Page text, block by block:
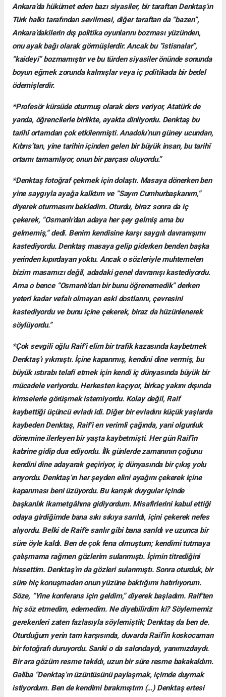
Ankara’da hükümet eden bazı siyasiler, bir taraftan Denktaş’ın
Türk halkı tarafından sevilmesi, diğer taraftan da “bazen”,
Ankara’dakilerin dış politika oyunlarını bozması yüzünden,
onu ayak bağı olarak görmüşlerdir. Ancak bu “istisnalar”,
“kaideyi” bozmamıştır ve bu türden siyasiler önünde sonunda
boyun eğmek zorunda kalmışlar veya iç politikada bir bedel
ödemişlerdir.
*Profesör kürsüde oturmuş olarak ders veriyor, Atatürk de
yanda, öğrencilerle birlikte, ayakta dinliyordu. Denktaş bu
tarihî ortamdan çok etkilenmişti. Anadolu’nun güney ucundan,
Kıbrıs’tan, yine tarihin içinden gelen bir büyük insan, bu tarihî
ortamı tamamlıyor, onun bir parçası oluyordu.”
*Denktaş fotoğraf çekmek için dolaştı. Masaya dönerken ben
yine saygıyla ayağa kalktım ve “Sayın Cumhurbaşkanım,”
diyerek oturmasını bekledim. Oturdu, biraz sonra da iç
çekerek, “Osmanlı’dan adaya her şey gelmiş ama bu
gelmemiş,” dedi. Benim kendisine karşı saygılı davranışımı
kastediyordu. Denktaş masaya gelip giderken benden başka
yerinden kıpırdayan yoktu. Ancak o sözleriyle muhtemelen
bizim masamızı değil, adadaki genel davranışı kastediyordu.
Ama o bence “Osmanlı’dan bir bunu öğrenemedik” derken
yeteri kadar vefalı olmayan eski dostlarını, çevresini
kastediyordu ve bunu içine çekerek, biraz da hüzünlenerek
söylüyordu.”
*Çok sevgili oğlu Raif’i elim bir trafik kazasında kaybetmek
Denktaş’ı yıkmıştı. İçine kapanmış, kendini dine vermiş, bu
büyük ıstırabı telafi etmek için kendi iç dünyasında büyük bir
mücadele veriyordu. Herkesten kaçıyor, birkaç yakını dışında
kimselerle görüşmek istemiyordu. Kolay değil, Raif
kaybettiği üçüncü evladı idi. Diğer bir evladını küçük yaşlarda
kaybeden Denktaş, Raif’i en verimli çağında, yani olgunluk
dönemine ilerleyen bir yaşta kaybetmişti. Her gün Raif’in
kabrine gidip dua ediyordu. İlk günlerde zamanının çoğunu
kendini dine adayarak geçiriyor, iç dünyasında bir çıkış yolu
arıyordu. Denktaş’ın her şeyden elini ayağını çekerek içine
kapanması beni üzüyordu. Bu karışık duygular içinde
başkanlık ikametgâhına gidiyordum. Misafirlerini kabul ettiği
odaya girdiğimde bana sıkı sıkıya sarıldı, içini çekerek nefes
alıyordu. Belki de Raif’e sarılır gibi bana sarıldı ve uzunca bir
süre öyle kaldı. Ben de çok fena olmuştum; kendimi tutmaya
çalışmama rağmen gözlerim sulanmıştı. İçimin titrediğini
hissettim. Denktaş’ın da gözleri sulanmıştı. Sonra oturduk, bir
süre hiç konuşmadan onun yüzüne baktığımı hatırlıyorum.
Söze, “Yine konferans için geldim,” diyerek başladım. Raif’ten
hiç söz etmedim, edemedim. Ne diyebilirdim ki? Söylememiz
gerekenleri zaten fazlasıyla söylemiştik; Denktaş da ben de.
Oturduğum yerin tam karşısında, duvarda Raif’in koskocaman
bir fotoğrafı duruyordu. Sanki o da salondaydı, yanımızdaydı.
Bir ara gözüm resme takıldı, uzun bir süre resme bakakaldım.
Galiba “Denktaş’ın üzüntüsünü paylaşmak, içimde duymak
istiyordum. Ben de kendimi bırakmıştım (…) Denktaş ertesi